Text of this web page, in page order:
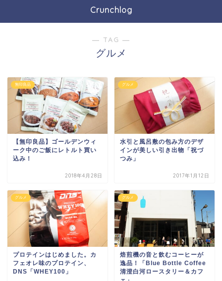
Crunchlog
― TAG ―
グルメ
無印良品
【無印良品】ゴールデンウィ
ーク中のご飯にレトルト買い
込み！
2018年4月28日
グルメ
水引と風呂敷の包み方のデザ
インが美しい引き出物「祝づ
つみ」
2017年1月12日
グルメ
プロテインはじめました。カ
フェオレ味のプロテイン、
DNS「WHEY100」
グルメ
焙煎機の音と飲むコーヒーが
逸品！「Blue Bottle Coffee
清澄白河ロースタリー＆カフ